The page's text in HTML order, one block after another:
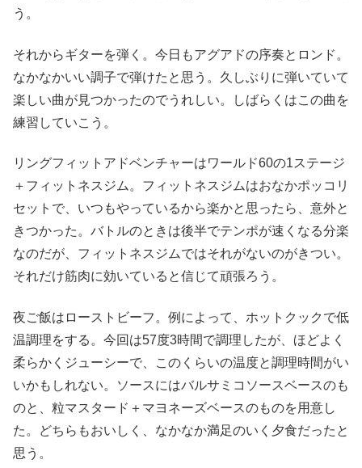
う。
それからギターを弾く。今日もアグアドの序奏とロンド。
なかなかいい調子で弾けたと思う。久しぶりに弾いていて
楽しい曲が見つかったのでうれしい。しばらくはこの曲を
練習していこう。
リングフィットアドベンチャーはワールド60の1ステージ
＋フィットネスジム。フィットネスジムはおなかポッコリ
セットで、いつもやっているから楽かと思ったら、意外と
きつかった。バトルのときは後半でテンポが速くなる分楽
なのだが、フィットネスジムではそれがないのがきつい。
それだけ筋肉に効いていると信じて頑張ろう。
夜ご飯はローストビーフ。例によって、ホットクックで低
温調理をする。今回は57度3時間で調理したが、ほどよく
柔らかくジューシーで、このくらいの温度と調理時間がい
いかもしれない。ソースにはバルサミコソースベースのも
のと、粒マスタード＋マヨネーズベースのものを用意し
た。どちらもおいしく、なかなか満足のいく夕食だったと
思う。